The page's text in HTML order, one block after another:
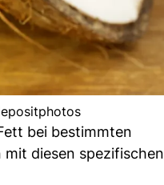
bei bestimmten
diesen spezifischen